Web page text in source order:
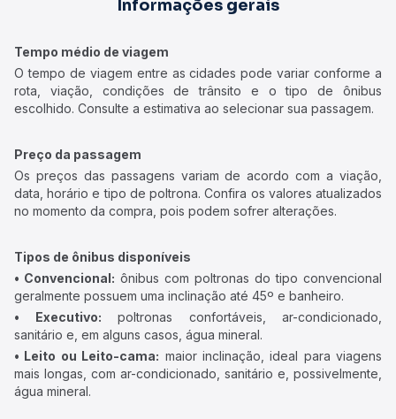
Informações gerais
Tempo médio de viagem
O tempo de viagem entre as cidades pode variar conforme a
rota, viação, condições de trânsito e o tipo de ônibus
escolhido. Consulte a estimativa ao selecionar sua passagem.
Preço da passagem
Os preços das passagens variam de acordo com a viação,
data, horário e tipo de poltrona. Confira os valores atualizados
no momento da compra, pois podem sofrer alterações.
Tipos de ônibus disponíveis
• Convencional: ônibus com poltronas do tipo convencional
geralmente possuem uma inclinação até 45º e banheiro.
• Executivo: poltronas confortáveis, ar-condicionado,
sanitário e, em alguns casos, água mineral.
• Leito ou Leito-cama: maior inclinação, ideal para viagens
mais longas, com ar-condicionado, sanitário e, possivelmente,
água mineral.